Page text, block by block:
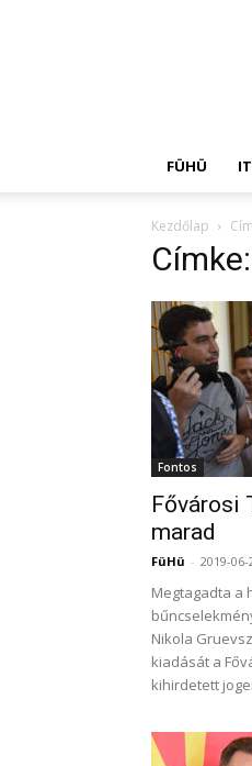
FÜHÜ
Kezdőlap
Fontos
Fővárosi
marad
FüHü - 2019-06-
Megtagadta a
Nikola
kiadását a
kihirdetett